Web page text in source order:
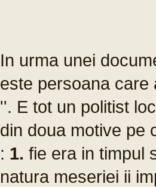
In urma unei
este persoana care
''. E tot un politist
din doua motive pe
: 1. fie era in timpul
natura meseriei ii